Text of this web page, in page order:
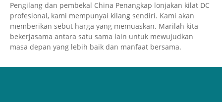
Pengilang dan pembekal China Penangkap lonjakan kilat DC
profesional, kami mempunyai kilang sendiri. Kami akan
memberikan sebut harga yang memuaskan. Marilah kita
bekerjasama antara satu sama lain untuk mewujudkan
masa depan yang lebih baik dan manfaat bersama.